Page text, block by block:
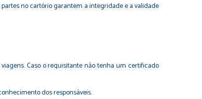
no cartório garantem a integridade e a validade
Caso o requisitante não tenha um certificado
dos responsáveis.